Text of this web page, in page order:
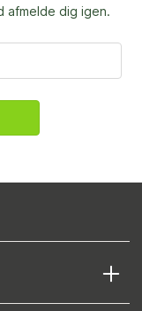
afmelde dig igen.